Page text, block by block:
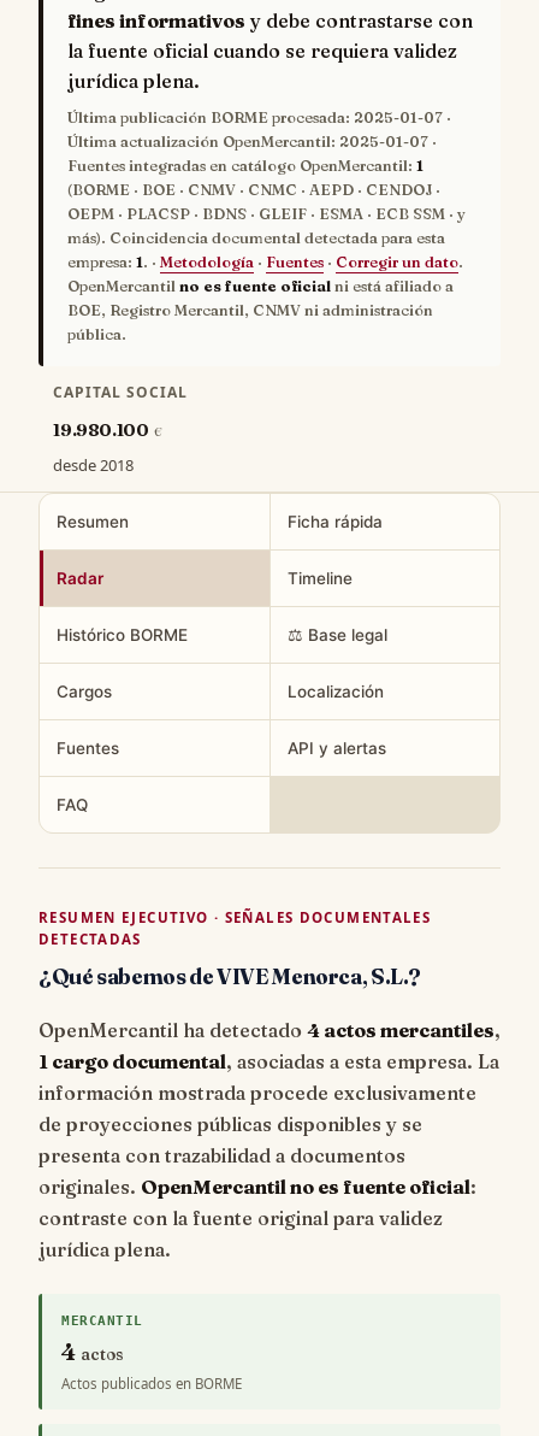
fines informativos y debe contrastarse con
la fuente oficial cuando se requiera validez
jurídica plena.
Última publicación BORME procesada: 2025-01-07 ·
Última actualización OpenMercantil: 2025-01-07 ·
Fuentes integradas en catálogo OpenMercantil: 1
(BORME · BOE · CNMV · CNMC · AEPD · CENDOJ ·
OEPM · PLACSP · BDNS · GLEIF · ESMA · ECB SSM · y
más). Coincidencia documental detectada para esta
empresa: 1. · Metodología · Fuentes · Corregir un dato.
OpenMercantil no es fuente oficial ni está afiliado a
BOE, Registro Mercantil, CNMV ni administración
pública.
CAPITAL SOCIAL
19.980.100 €
desde 2018
Resumen Ficha rápida
Radar Timeline
Histórico BORME ⚖️ Base legal
Cargos Localización
Fuentes API y alertas
FAQ
RESUMEN EJECUTIVO · SEÑALES DOCUMENTALES
DETECTADAS
¿Qué sabemos de VIVE Menorca, S.L.?
OpenMercantil ha detectado 4 actos mercantiles,
1 cargo documental, asociadas a esta empresa. La
información mostrada procede exclusivamente
de proyecciones públicas disponibles y se
presenta con trazabilidad a documentos
originales. OpenMercantil no es fuente oficial:
contraste con la fuente original para validez
jurídica plena.
MERCANTIL
4 actos
Actos publicados en BORME